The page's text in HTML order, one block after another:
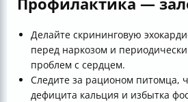
Делайте скрининговую
перед наркозом и
проблем с сердцем.
Следите за рационом питомца,
дефицита кальция и избытка